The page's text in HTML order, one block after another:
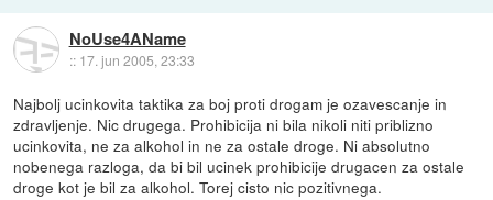
NoUse4AName
:: 17. jun 2005, 23:33
Najbolj ucinkovita taktika za boj proti drogam je ozavescanje in
zdravljenje. Nic drugega. Prohibicija ni bila nikoli niti priblizno
ucinkovita, ne za alkohol in ne za ostale droge. Ni absolutno
nobenega razloga, da bi bil ucinek prohibicije drugacen za ostale
droge kot je bil za alkohol. Torej cisto nic pozitivnega.